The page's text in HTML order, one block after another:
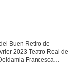
Buen Retiro de
2023 Teatro Real de
Francesca